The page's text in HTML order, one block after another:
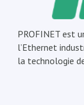
PROFINET est
l’Ethernet
la technologie